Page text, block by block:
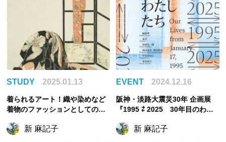
STUDY 2025.01.13
着られるアート！織や染めなど
着物のファッションとしての魅
新 麻記子
EVENT 2024.12.16
阪神・淡路大震災30年 企画展
『1995 ⇄ 2025 30年目のわた
での自主企画展！
新 麻記子